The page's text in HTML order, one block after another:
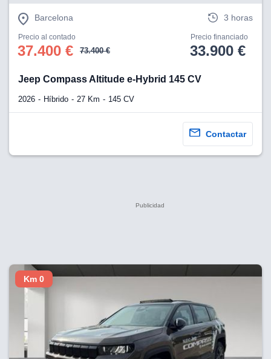
Barcelona 3 horas
Precio al contado
37.400 € 73.400 €
Precio financiado
33.900 €
Jeep Compass Altitude e-Hybrid 145 CV
2026 Híbrido 27 Km 145 CV
Contactar
Km 0